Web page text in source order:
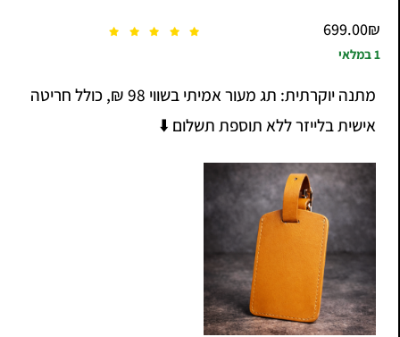
699.00₪
1 במלאי
מתנה יוקרתית: תג מעור אמיתי בשווי 98 ₪, כולל חריטה
אישית בלייזר ללא תוספת תשלום ⬇️